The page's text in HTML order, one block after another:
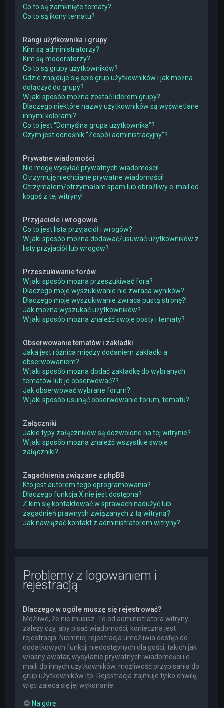
Co to są zamknięte tematy?
Co to są ikony tematu?
Rangi użytkownika i grupy
Kim są administratorzy?
Kim są moderatorzy?
Co to są grupy użytkowników?
Gdzie znajduje się spis grup użytkowników i jak można
dołączyć do grupy?
W jaki sposób można zostać liderem grupy?
Dlaczego niektóre nazwy użytkowników są wyświetlane
innymi kolorami?
Co to jest “Domyślna grupa użytkownika”?
Czym jest odnośnik “Zespół administracyjny”?
Prywatne wiadomości
Nie mogę wysyłać prywatnych wiadomości!
Otrzymuję niechciane prywatne wiadomości!
Otrzymałem/otrzymałam spam lub obraźliwy e-mail od
kogoś z tej witryny!
Przyjaciele i wrogowie
Co to jest lista przyjaciół i wrogów?
W jaki sposób można dodawać/usuwać użytkowników z
listy przyjaciół lub wrogów?
Przeszukiwanie forów
W jaki sposób można przeszukiwać fora?
Dlaczego moje wyszukiwanie nie zwraca wyników?
Dlaczego moje wyszukiwanie zwraca pustą stronę?!
Jak można wyszukać użytkowników?
W jaki sposób można znaleźć swoje posty i tematy?
Obserwowanie tematów i zakładki
Jaka jest różnica między dodaniem zakładki a
obserwowaniem?
W jaki sposób można dodać zakładkę do wybranych
tematów lub je obserwować??
Jak obserwować wybrane forum?
W jaki sposób usunąć obserwowanie forum, tematu?
Załączniki
Jakie typy załączników są dozwolone na tej witrynie?
W jaki sposób można znaleźć wszystkie swoje
załączniki?
Zagadnienia związane z phpBB
Kto jest autorem tego oprogramowania?
Dlaczego funkcja X nie jest dostępna?
Z kim się kontaktować w sprawach nadużyć lub
zagadnień prawnych związanych z tą witryną?
Jak nawiązać kontakt z administratorem witryny?
Problemy z logowaniem i
rejestracją
Dlaczego w ogóle muszę się rejestrować?
Możliwe, że nie musisz. To od administratora witryny
zależy czy, aby pisać wiadomości, konieczna jest
rejestracja. Niemniej rejestracja umożliwia dostęp do
dodatkowych funkcji niedostępnych dla gości, takich jak
własny awatar, wysyłanie prywatnych wiadomości i e-
maili do innych użytkowników, możliwość przypisania do
grup użytkowników itp. Rejestracja zajmuje tylko chwilę,
więc zaleca się jej wykonanie.
Na górę